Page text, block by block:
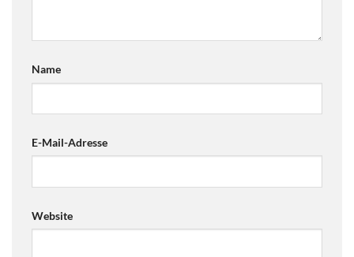
Name
E-Mail-Adresse
Website